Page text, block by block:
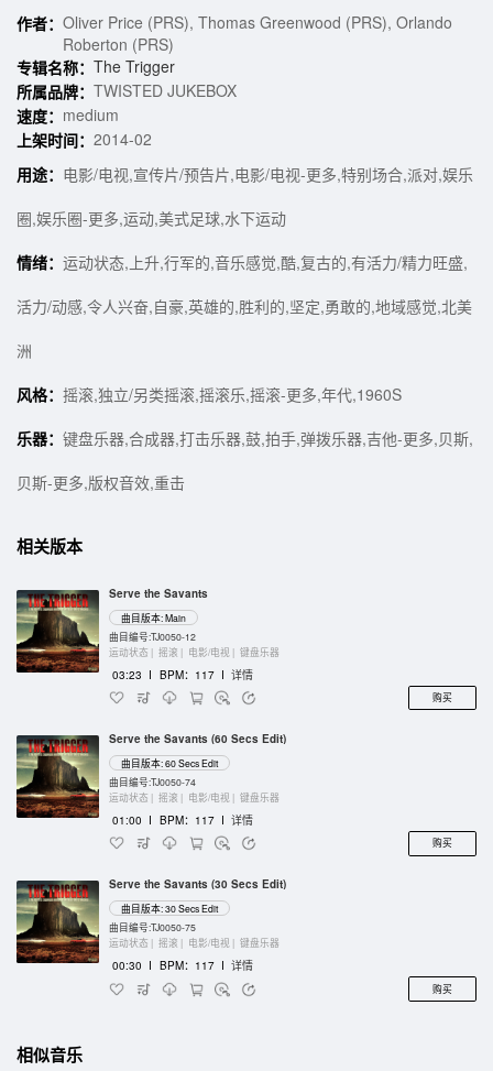
作者： Oliver Price (PRS), Thomas Greenwood (PRS), Orlando
Roberton (PRS)
专辑名称： The Trigger
所属品牌： TWISTED JUKEBOX
速度： medium
上架时间： 2014-02
用途： 电影/电视,宣传片/预告片,电影/电视-更多,特别场合,派对,娱乐
圈,娱乐圈-更多,运动,美式足球,水下运动
情绪： 运动状态,上升,行军的,音乐感觉,酷,复古的,有活力/精力旺盛,
活力/动感,令人兴奋,自豪,英雄的,胜利的,坚定,勇敢的,地域感觉,北美
洲
风格： 摇滚,独立/另类摇滚,摇滚乐,摇滚-更多,年代,1960S
乐器： 键盘乐器,合成器,打击乐器,鼓,拍手,弹拨乐器,吉他-更多,贝斯,
贝斯-更多,版权音效,重击
相关版本
Serve the Savants
曲目版本: Main
曲目编号:TJ0050-12
运动状态 | 摇滚 | 电影/电视 | 键盘乐器
03:23 I BPM：117 I 详情
购买
Serve the Savants (60 Secs Edit)
曲目版本: 60 Secs Edit
曲目编号:TJ0050-74
运动状态 | 摇滚 | 电影/电视 | 键盘乐器
01:00 I BPM：117 I 详情
购买
Serve the Savants (30 Secs Edit)
曲目版本: 30 Secs Edit
曲目编号:TJ0050-75
运动状态 | 摇滚 | 电影/电视 | 键盘乐器
00:30 I BPM：117 I 详情
购买
相似音乐